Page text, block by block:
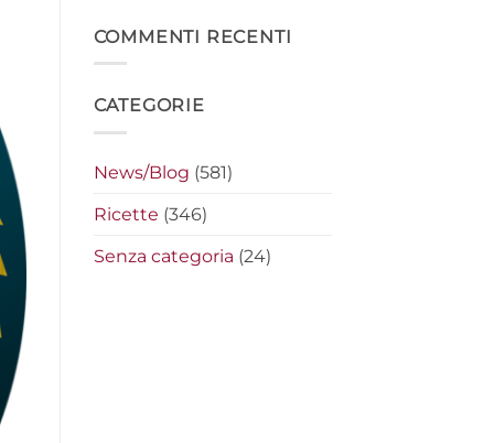
fresche
e
Cena
etnica
e
famiglia
COMMENTI RECENTI
CATEGORIE
News/Blog (581)
Ricette (346)
Senza categoria (24)